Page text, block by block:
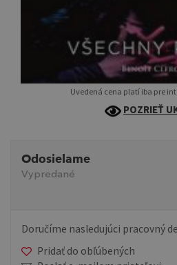
Uvedená cena platí iba pre
POZRIEŤ
Odosielame
Vypredané
Doručíme nasledujúci pracovný
Pridať do obľúbených